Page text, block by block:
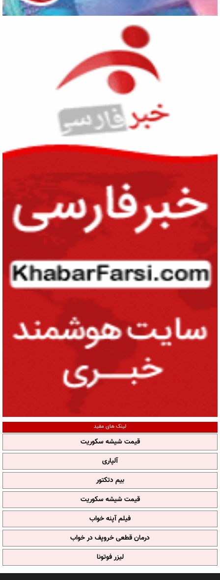
لینک های مفید
قیمت شیشه سکوریت
آلپاری
بیم دتکتور
قیمت شیشه سکوریت
فیلم آپنه خواب
درمان قطعی خروپف در خواب
لیزر فوتونا